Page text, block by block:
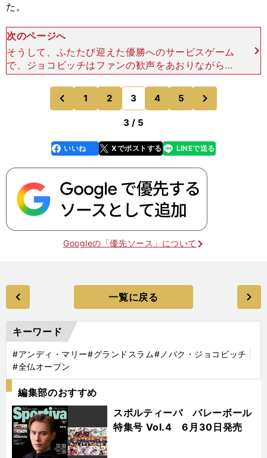
た。
次のページへ
そうして、ふたたび迎えた優勝へのサービスゲーム
で、ジョコビッチはファンの歓声をあおりながら、
闘志を掻き立てた。歴史的な瞬間を築く最後のポイ
ントは、長く、激しい攻防となる――。攻守を入れ
替え、両者コート
前
のページへ
1 2 3 4 5
のページへ
3 / 5
faceboo
k
いいね Xでポストする
line LINEで送る
Googleの「優先ソース」について
一覧に戻る
キーワード
#アンディ・マリー#グランドスラム#ノバク・ジョコビッチ
#全仏オープン
編集部のおすすめ
スポルティーバ バレーボール
特集号 Vol.4 6月30日発売